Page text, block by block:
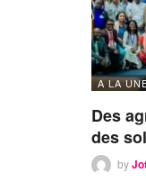
A LA
Des
des
by